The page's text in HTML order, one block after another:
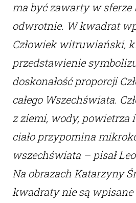
ma być zawarty w sferze
odwrotnie. W kwadrat
Człowiek witruwiański,
przedstawienie
doskonałość proporcji
całego Wszechświata.
z ziemi, wody, powietrza
ciało przypomina
wszechświata – pisał
Na obrazach Katarzyny
kwadraty nie są wpisane